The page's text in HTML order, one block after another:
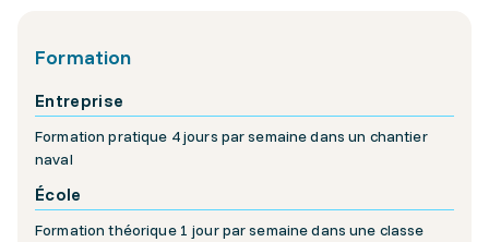
Formation
Entreprise
Formation pratique 4 jours par semaine dans un chantier
naval
École
Formation théorique 1 jour par semaine dans une classe